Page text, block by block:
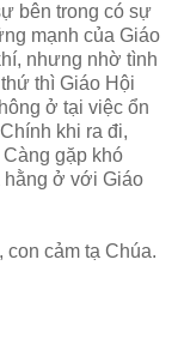
bên trong có sự
mạnh của Giáo
nhưng nhờ tình
thì Giáo Hội
ở tại việc ổn
khi ra đi,
gặp khó
hằng ở với Giáo
con cảm tạ Chúa.